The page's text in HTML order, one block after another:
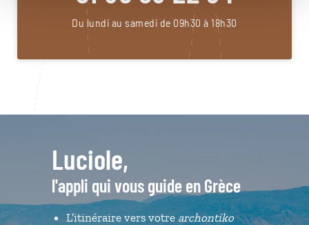
Du lundi au samedi de 09h30 à 18h30
Luciole,
l'appli qui vous guide en Grèce
L’itinéraire vers votre archontiko